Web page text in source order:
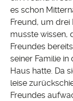
es schon
Freund, um drei
musste wissen,
Freundes
seiner Familie
Haus hatte. Da
leise
Freundes